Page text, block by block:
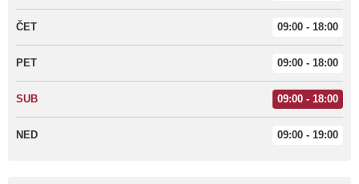
ČET 09:00 - 18:00
PET 09:00 - 18:00
SUB 09:00 - 18:00
NED 09:00 - 19:00